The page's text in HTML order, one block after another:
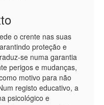
o crente nas suas
proteção e
se numa garantia
perigos e mudanças,
motivo para não
registo educativo, a
psicológico e